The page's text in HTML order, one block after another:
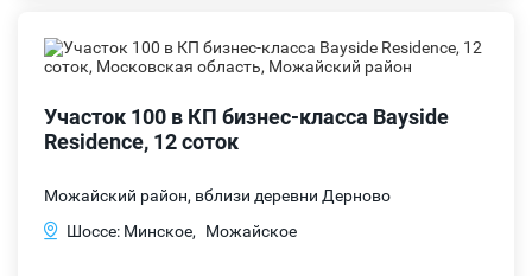
Участок 100 в КП бизнес-класса Bayside
Residence, 12 соток
Можайский район, вблизи деревни Дерново
Шоссе: Минское,
Можайское